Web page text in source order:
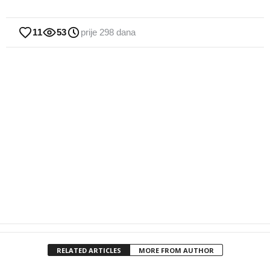
11 53 prije 298 dana
RELATED ARTICLES MORE FROM AUTHOR